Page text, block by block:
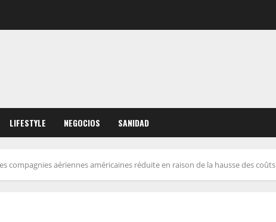
LIFESTYLE NEGOCIOS SANIDAD
compagnies aériennes américaines réduite en raison de la hausse des